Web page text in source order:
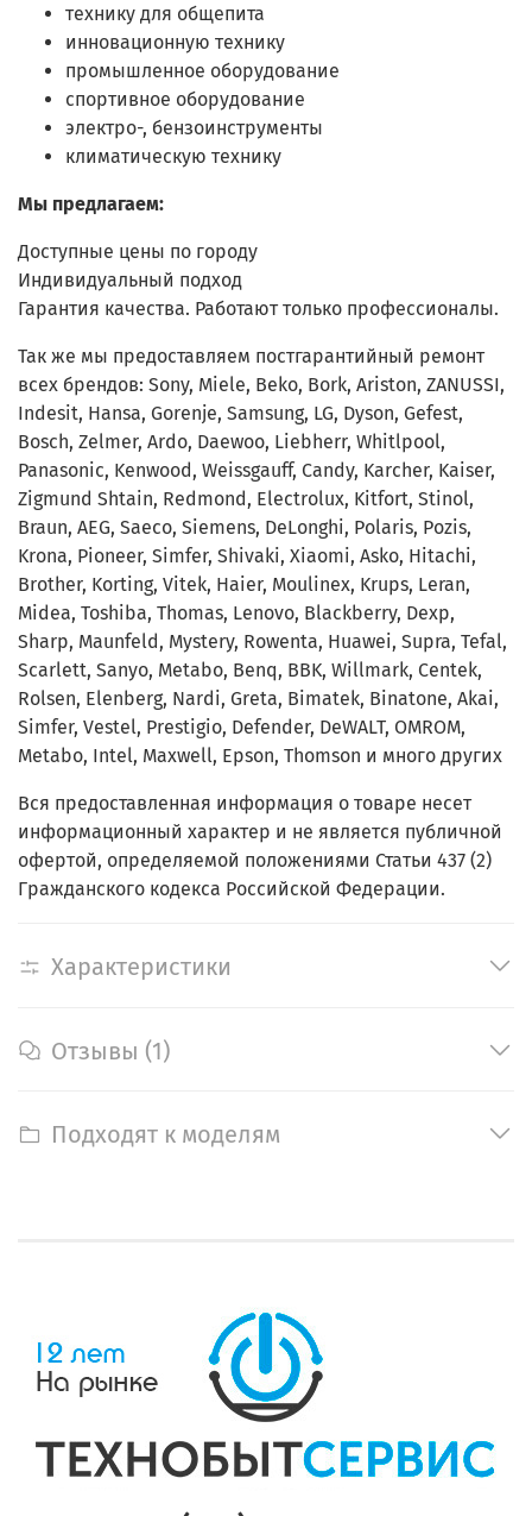
технику для общепита
инновационную технику
промышленное оборудование
спортивное оборудование
электро-, бензоинструменты
климатическую технику
Мы предлагаем:
Доступные цены по городу
Индивидуальный подход
Гарантия качества. Работают только профессионалы.
Так же мы предоставляем постгарантийный ремонт
всех брендов: Sony, Miele, Beko, Bork, Ariston, ZANUSSI,
Indesit, Hansa, Gorenje, Samsung, LG, Dyson, Gefest,
Bosch, Zelmer, Ardo, Daewoo, Liebherr, Whitlpool,
Panasonic, Kenwood, Weissgauff, Candy, Karcher, Kaiser,
Zigmund Shtain, Redmond, Electrolux, Kitfort, Stinol,
Braun, AEG, Saeco, Siemens, DeLonghi, Polaris, Pozis,
Krona, Pioneer, Simfer, Shivaki, Xiaomi, Asko, Hitachi,
Brother, Korting, Vitek, Haier, Moulinex, Krups, Leran,
Midea, Toshiba, Thomas, Lenovo, Blackberry, Dexp,
Sharp, Maunfeld, Mystery, Rowenta, Huawei, Supra, Tefal,
Scarlett, Sanyo, Metabo, Benq, BBK, Willmark, Centek,
Rolsen, Elenberg, Nardi, Greta, Bimatek, Binatone, Akai,
Simfer, Vestel, Prestigio, Defender, DeWALT, OMROM,
Metabo, Intel, Maxwell, Epson, Thomson и много других
Вся предоставленная информация о товаре несет
информационный характер и не является публичной
офертой, определяемой положениями Статьи 437 (2)
Гражданского кодекса Российской Федерации.
Характеристики
Отзывы (1)
Подходят к моделям